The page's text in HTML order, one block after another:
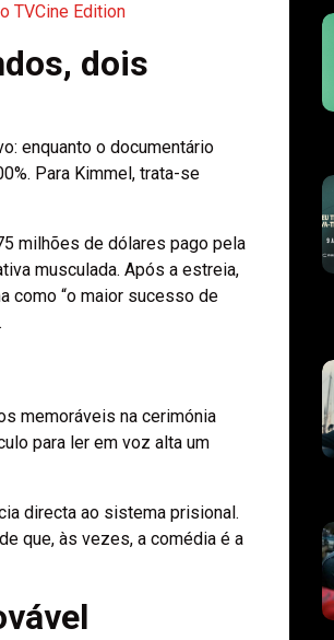
TVCine Edition
dois
enquanto o documentário
Para Kimmel, trata-se
milhões de dólares pago pela
musculada. Após a estreia,
como “o maior sucesso de
memoráveis na cerimónia
para ler em voz alta um
directa ao sistema prisional.
que, às vezes, a comédia é a